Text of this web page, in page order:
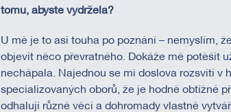
tomu, abyste vydržela?
U mě je to asi touha po poznání – nemyslím,
objevit něco převratného. Dokáže mě potěšit
nechápala. Najednou se mi doslova rozsvítí v
specializovaných oborů, že je hodně obtížné
odhalují různé věci a dohromady vlastně